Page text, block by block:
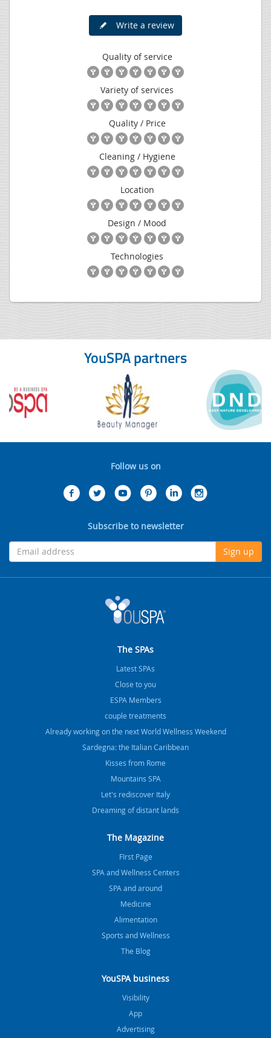
Write a review
Quality of service
Variety of services
Quality / Price
Cleaning / Hygiene
Location
Design / Mood
Technologies
YouSPA partners
Follow us on
Subscribe to newsletter
Sign up
The SPAs
Latest SPAs
Close to you
ESPA Members
couple treatments
Already working on the next World Wellness Weekend
Sardegna: the Italian Caribbean
Kisses from Rome
Mountains SPA
Let's rediscover Italy
Dreaming of distant lands
The Magazine
FIrst Page
SPA and Wellness Centers
SPA and around
Medicine
Alimentation
Sports and Wellness
The Blog
YouSPA business
Visibility
App
Advertising